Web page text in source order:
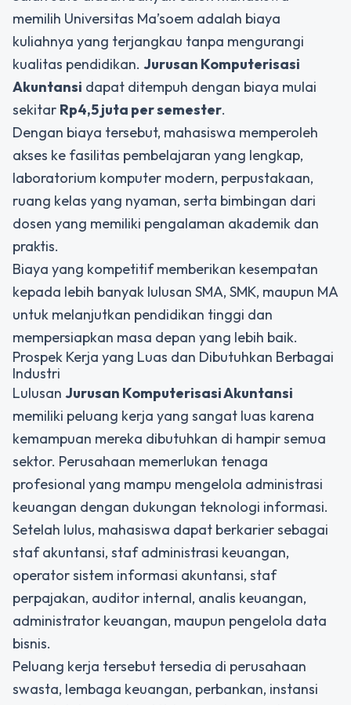
memilih Universitas Ma’soem adalah biaya
kuliahnya yang terjangkau tanpa mengurangi
kualitas pendidikan. Jurusan Komputerisasi
Akuntansi dapat ditempuh dengan biaya mulai
sekitar Rp4,5 juta per semester.
Dengan biaya tersebut, mahasiswa memperoleh
akses ke fasilitas pembelajaran yang lengkap,
laboratorium komputer modern, perpustakaan,
ruang kelas yang nyaman, serta bimbingan dari
dosen yang memiliki pengalaman akademik dan
praktis.
Biaya yang kompetitif memberikan kesempatan
kepada lebih banyak lulusan SMA, SMK, maupun MA
untuk melanjutkan pendidikan tinggi dan
mempersiapkan masa depan yang lebih baik.
Prospek Kerja yang Luas dan Dibutuhkan Berbagai
Industri
Lulusan Jurusan Komputerisasi Akuntansi
memiliki peluang kerja yang sangat luas karena
kemampuan mereka dibutuhkan di hampir semua
sektor. Perusahaan memerlukan tenaga
profesional yang mampu mengelola administrasi
keuangan dengan dukungan teknologi informasi.
Setelah lulus, mahasiswa dapat berkarier sebagai
staf akuntansi, staf administrasi keuangan,
operator sistem informasi akuntansi, staf
perpajakan, auditor internal, analis keuangan,
administrator keuangan, maupun pengelola data
bisnis.
Peluang kerja tersebut tersedia di perusahaan
swasta, lembaga keuangan, perbankan, instansi